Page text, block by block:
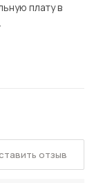
плату в
отзыв